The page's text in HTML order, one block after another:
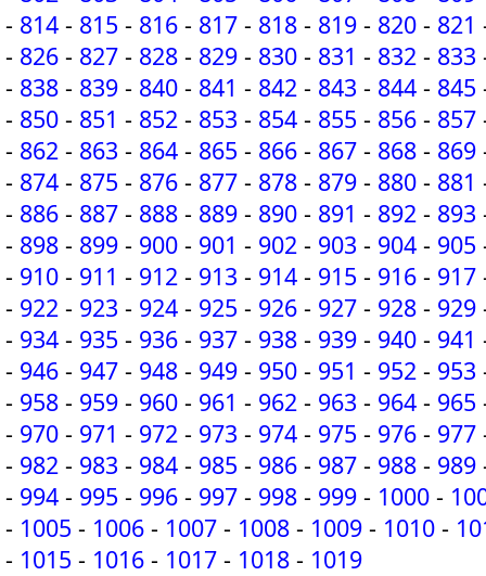
- 814 - 815 - 816 - 817 - 818 - 819 - 820 - 821
- 826 - 827 - 828 - 829 - 830 - 831 - 832 - 833
- 838 - 839 - 840 - 841 - 842 - 843 - 844 - 845
- 850 - 851 - 852 - 853 - 854 - 855 - 856 - 857
- 862 - 863 - 864 - 865 - 866 - 867 - 868 - 869
- 874 - 875 - 876 - 877 - 878 - 879 - 880 - 881
- 886 - 887 - 888 - 889 - 890 - 891 - 892 - 893
- 898 - 899 - 900 - 901 - 902 - 903 - 904 - 905
- 910 - 911 - 912 - 913 - 914 - 915 - 916 - 917
- 922 - 923 - 924 - 925 - 926 - 927 - 928 - 929
- 934 - 935 - 936 - 937 - 938 - 939 - 940 - 941
- 946 - 947 - 948 - 949 - 950 - 951 - 952 - 953
- 958 - 959 - 960 - 961 - 962 - 963 - 964 - 965
- 970 - 971 - 972 - 973 - 974 - 975 - 976 - 977
- 982 - 983 - 984 - 985 - 986 - 987 - 988 - 989
- 994 - 995 - 996 - 997 - 998 - 999 - 1000 -
- 1005 - 1006 - 1007 - 1008 - 1009 - 1010 -
- 1015 - 1016 - 1017 - 1018 - 1019